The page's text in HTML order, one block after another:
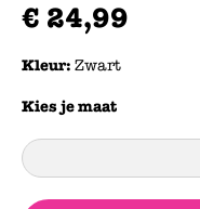
€ 24,99
Kleur: Zwart
Kies je maat